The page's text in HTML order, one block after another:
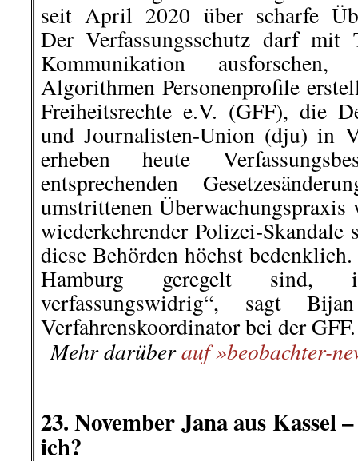
Hamburg geregelt sind,
verfassungswidrig“, sagt
Verfahrenskoordinator bei der GFF.
..Mehr darüberauf »beobachter-
.
.
23. NovemberJana aus Kassel
ich?
Jana aus Kassel bei ihrer Rede.
Am Samstag bei der
steht auf“ verglich sich
Widerstandskämpferin Sophie
Ein Ordner hatte die Faxen dicke
Schwachsinn mache ich kein
Warnweste zurück und Polizei
Daraufhin hatte auch die